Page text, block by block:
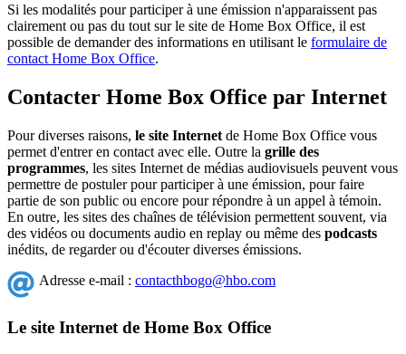
Si les modalités pour participer à une émission n'apparaissent pas
clairement ou pas du tout sur le site de Home Box Office, il est
possible de demander des informations en utilisant le formulaire de
contact Home Box Office.
Contacter Home Box Office par Internet
Pour diverses raisons, le site Internet de Home Box Office vous
permet d'entrer en contact avec elle. Outre la grille des
programmes, les sites Internet de médias audiovisuels peuvent vous
permettre de postuler pour participer à une émission, pour faire
partie de son public ou encore pour répondre à un appel à témoin.
En outre, les sites des chaînes de télévision permettent souvent, via
des vidéos ou documents audio en replay ou même des podcasts
inédits, de regarder ou d'écouter diverses émissions.
Adresse e-mail : contacthbogo@hbo.com
Le site Internet de Home Box Office